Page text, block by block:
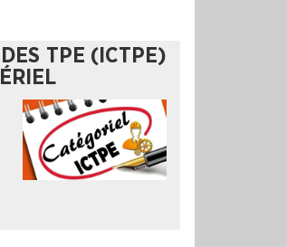
TPE (ICTPE)